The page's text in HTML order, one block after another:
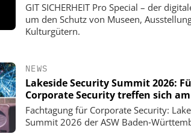
GIT SICHERHEIT Pro Special – der
um den Schutz von Museen,
Kulturgütern.
NEWS
Lakeside Security Summit 2026:
Corporate Security treffen sich
Fachtagung für Corporate Security:
Summit 2026 der ASW